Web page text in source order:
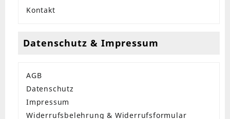
Kontakt
Datenschutz & Impressum
AGB
Datenschutz
Impressum
Widerrufsbelehrung & Widerrufsformular